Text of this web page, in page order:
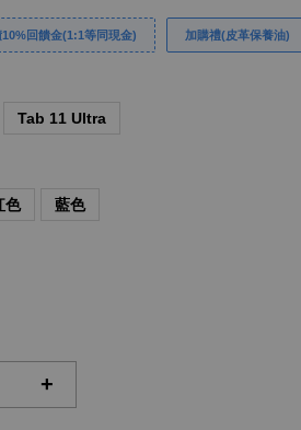
回饋金(1:1等同現金) 加購禮(皮革保養油)
Tab 11 Ultra
色 藍色
+